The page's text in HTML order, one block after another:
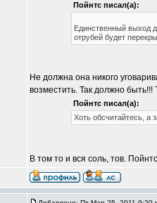
Пойнтс писал(а):
Единственный выход
отрубей будет
Не должна она никого
возместить. Так должно быть!!!
Пойнтс писал(а):
Хоть обсчитайтесь, а
В том то и вся соль, тов.